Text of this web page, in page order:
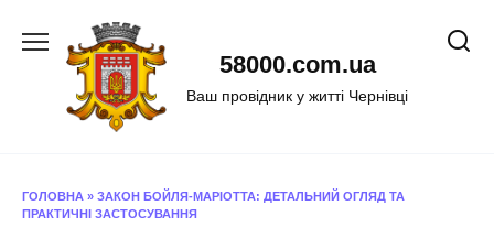
58000.com.ua
Ваш провідник у житті Чернівці
ГОЛОВНА » ЗАКОН БОЙЛЯ-МАРІОТТА: ДЕТАЛЬНИЙ ОГЛЯД ТА
ПРАКТИЧНІ ЗАСТОСУВАННЯ